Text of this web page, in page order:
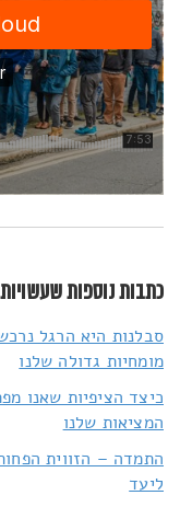
כתבות נוספות שעשויות
סבלנות היא הרגל
מומחיות גדולה שלנו
כיצד הציפיות שאנו
המציאות שלנו
התמדה – הזווית
ליעד